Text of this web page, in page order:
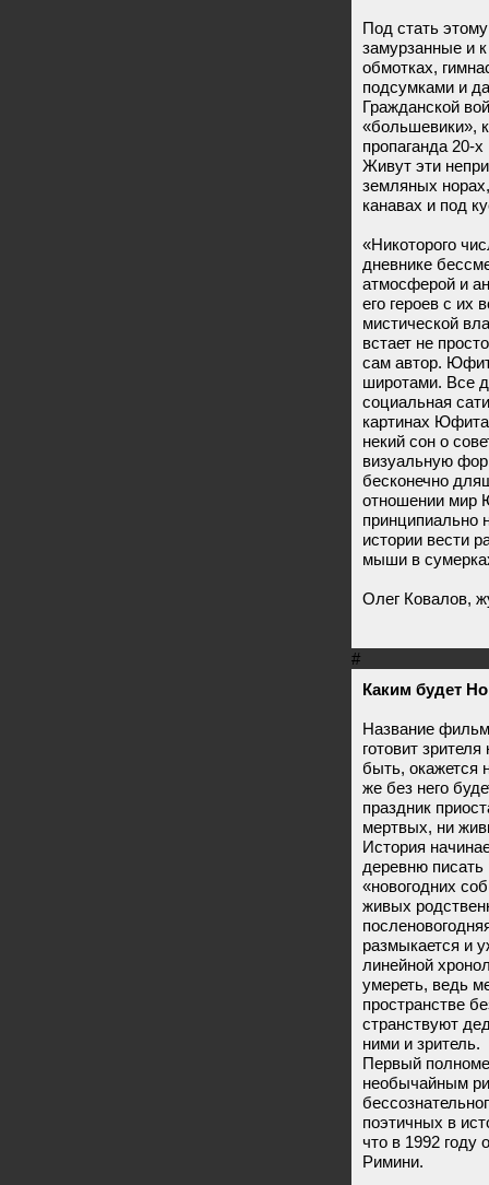
Под стать
замурзанные и
обмотках,
подсумками и
Гражданской
«большевики»,
пропаганда 20-
Живут эти
земляных
канавах и под
«Никоторого
дневнике
атмосферой и
его героев с их
мистической
встает не
сам автор. Юфит
широтами. Все
социальная
картинах
некий сон о
визуальную
бесконечно
отношении мир
принципиально
истории вести
мыши в
Олег Ковалов,
#
Каким будет
Название
готовит
быть, окажется
же без него
праздник
мертвых, ни
История
деревню писать
«новогодних
живых
размыкается и
линейной
умереть, ведь
пространстве
странствуют
ними и зритель.
Первый
необычайным
поэтичных в
что в 1992 году
Римини.